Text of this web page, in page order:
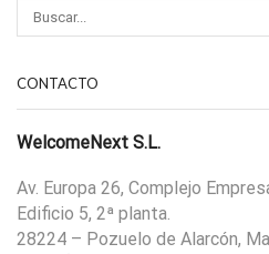
CONTACTO
WelcomeNext S.L.
Av. Europa 26, Complejo
Edificio 5, 2ª planta.
28224 – Pozuelo de Alarcón,